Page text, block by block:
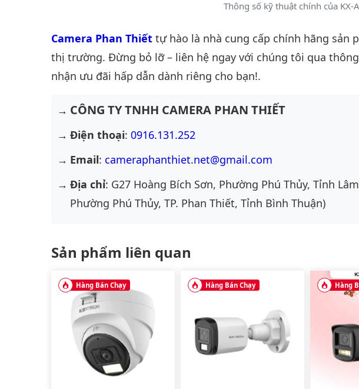
Thông số kỹ thuật chính của KX-
Camera Phan Thiết tự hào là nhà cung cấp chính hãng sản
thị trường. Đừng bỏ lỡ – liên hệ ngay với chúng tôi qua
nhận ưu đãi hấp dẫn dành riêng cho bạn!.
CÔNG TY TNHH CAMERA PHAN THIẾT
Điện thoại: 0916.131.252
Email: cameraphanthiet.net@gmail.com
Địa chỉ: G27 Hoàng Bích Sơn, Phường Phú Thủy, Tỉnh
Phường Phú Thủy, TP. Phan Thiết, Tỉnh Bình Thuận)
Sản phẩm liên quan
Hàng Bán Chạy Hàng Bán Chạy Hàng